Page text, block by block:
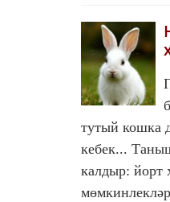
тутый кошка
кебек...
калдыр: йорт